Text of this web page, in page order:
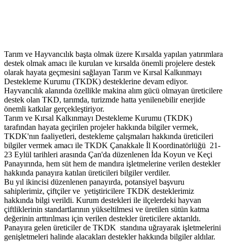
Tarım ve Hayvancılık başta olmak üzere Kırsalda yapılan yatırımlara
destek olmak amacı ile kurulan ve kırsalda önemli projelere destek
olarak hayata geçmesini sağlayan Tarım ve Kırsal Kalkınmayı
Destekleme Kurumu (TKDK) desteklerine devam ediyor.
Hayvancılık alanında özellikle makina alım gücü olmayan üreticilere
destek olan TKD, tarımda, turizmde hatta yenilenebilir enerjide
önemli katkılar gerçekleştiriyor.
Tarım ve Kırsal Kalkınmayı Destekleme Kurumu (TKDK)
tarafından hayata geçirilen projeler hakkında bilgiler vermek,
TKDK'nın faaliyetleri, destekleme çalışmaları hakkında üreticileri
bilgiler vermek amacı ile TKDK Çanakkale İl Koordinatörlüğü 21-
23 Eylül tarihleri arasında Çan'da düzenlenen İda Koyun ve Keçi
Panayırında, hem süt hem de mandıra işletmelerine verilen destekler
hakkında panayıra katılan üreticileri bilgiler verdiler.
Bu yıl ikincisi düzenlenen panayırda, potansiyel başvuru
sahiplerimiz, çiftçiler ve yetiştiricilere TKDK desteklerimiz
hakkında bilgi verildi. Kurum destekleri ile ilçelerdeki hayvan
çiftliklerinin standartlarının yükseltilmesi ve üretilen sütün katma
değerinin arttırılması için verilen destekler üreticilere aktarıldı.
Panayıra gelen üreticiler de TKDK standına uğrayarak işletmelerini
genişletmeleri halinde alacakları destekler hakkında bilgiler aldılar.